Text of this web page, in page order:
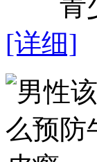
[详细]